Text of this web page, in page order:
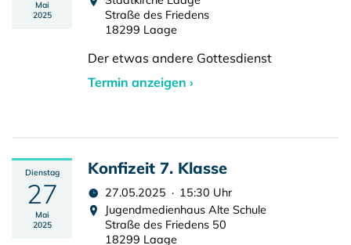
Mai
2025
Straße des Friedens
18299 Laage
Der etwas andere Gottesdienst
Termin anzeigen ›
Dienstag
27
Mai
2025
Konfizeit 7. Klasse
27.05.2025 · 15:30 Uhr
Jugendmedienhaus Alte Schule
Straße des Friedens 50
18299 Laage